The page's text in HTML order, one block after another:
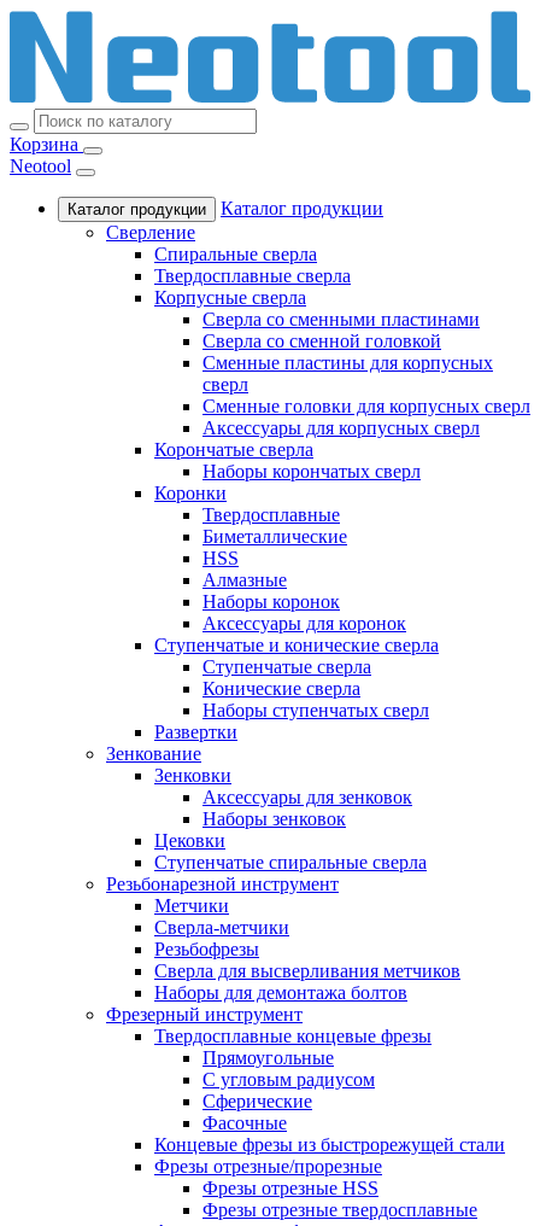
Корзина
Neotool
Каталог продукции
Каталог продукции
Сверление
Спиральные сверла
Твердосплавные сверла
Корпусные сверла
Сверла со сменными пластинами
Сверла со сменной головкой
Сменные пластины для корпусных
сверл
Сменные головки для корпусных сверл
Аксессуары для корпусных сверл
Корончатые сверла
Наборы корончатых сверл
Коронки
Твердосплавные
Биметаллические
HSS
Алмазные
Наборы коронок
Аксессуары для коронок
Ступенчатые и конические сверла
Ступенчатые сверла
Конические сверла
Наборы ступенчатых сверл
Развертки
Зенкование
Зенковки
Аксессуары для зенковок
Наборы зенковок
Цековки
Ступенчатые спиральные сверла
Резьбонарезной инструмент
Метчики
Сверла-метчики
Резьбофрезы
Сверла для высверливания метчиков
Наборы для демонтажа болтов
Фрезерный инструмент
Твердосплавные концевые фрезы
Прямоугольные
С угловым радиусом
Сферические
Фасочные
Концевые фрезы из быстрорежущей стали
Фрезы отрезные/прорезные
Фрезы отрезные HSS
Фрезы отрезные твердосплавные